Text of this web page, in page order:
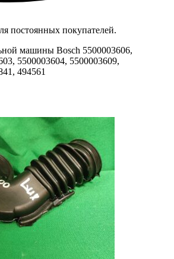
постоянных покупателей.
машины Bosch 5500003606,
5500003604, 5500003609,
494561